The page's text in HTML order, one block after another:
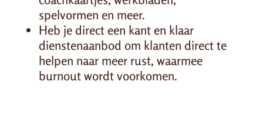
spelvormen en meer.
Heb je direct een kant en klaar
dienstenaanbod om klanten direct te
helpen naar meer rust, waarmee
burnout wordt voorkomen.